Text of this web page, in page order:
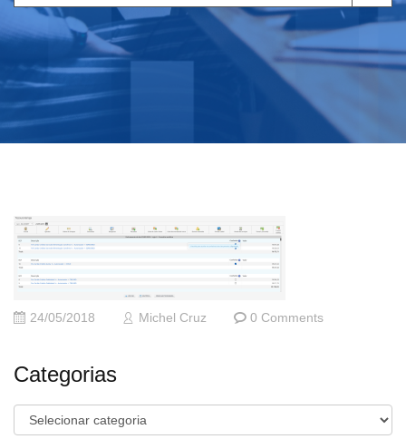
for:
24/05/2018 Michel Cruz 0 Comments
Categorias
Categorias